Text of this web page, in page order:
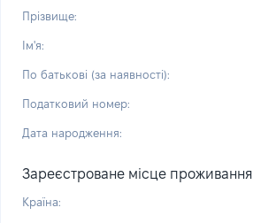
Прізвище:
Ім'я:
По батькові (за наявності):
Податковий номер:
Дата народження:
Зареєстроване місце проживання
Країна: